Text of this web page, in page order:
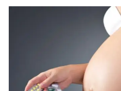
el